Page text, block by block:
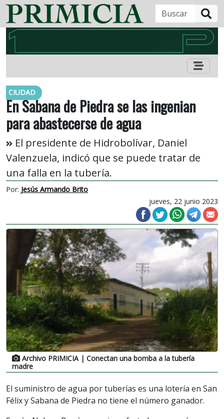
CIUDAD
En Sabana de Piedra se las ingenian
para abastecerse de agua
El presidente de Hidrobolívar, Daniel
Valenzuela, indicó que se puede tratar de
una falla en la tubería.
Por: Jesús Armando Brito
jueves, 22 junio 2023
Archivo PRIMICIA | Conectan una bomba a la tubería
madre
El suministro de agua por tuberías es una lotería en San
Félix y Sabana de Piedra no tiene el número ganador.